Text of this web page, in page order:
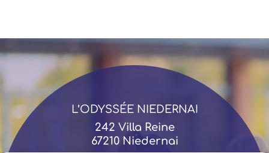
L’ODYSSÉE NIEDERNAI
242 Villa Reine
67210 Niedernai